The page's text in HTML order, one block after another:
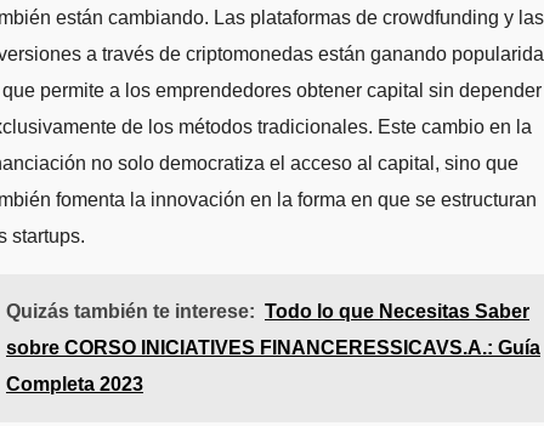
están cambiando. Las plataformas de crowdfunding y las
a través de criptomonedas están ganando
permite a los emprendedores obtener capital sin depender
de los métodos tradicionales. Este cambio en la
no solo democratiza el acceso al capital, sino que
fomenta la innovación en la forma en que se estructuran
startups.
Quizás también te interese: Todo lo que Necesitas Saber
sobre CORSO INICIATIVES FINANCERESSICAVS.A.: Guía
Completa 2023